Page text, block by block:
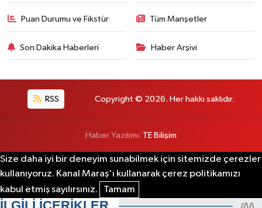
Puan Durumu ve Fikstür Tüm Manşetler
Son Dakika Haberleri Haber Arşivi
RSS Copyright © 2026. Her hakkı saklıdır.
Haber Yazılımı: TE Bilişim
Size daha iyi bir deneyim sunabilmek için sitemizde çerezler
kullanıyoruz. Kanal Maraş'ı kullanarak çerez politikamızı
kabul etmiş sayılırsınız.
Tamam